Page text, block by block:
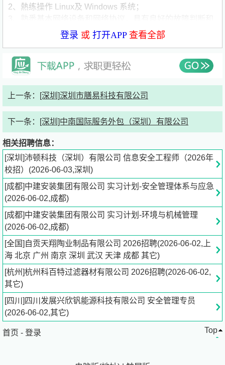
2、熱练操作 Linux及 Windows 系统；
处理能力，熟练使用协议分析工具，如Wireshark；
VPN、WAF、数据库审计及堡垒机等，熟悉信息安全体系
和架构，CISP优先；
档。公司简要介绍：
公司规模:1000-5000人
公司介绍:2004年，沛顿科技（深圳）有限公司（以下简称
沛顿科技）成立于深圳市福田区。注册资本17.48亿元人民
币，总投资额达20亿元人民币。沛顿科技自成立以来一直
专注于高端存储芯片 (DRAM、NAND FLASH) 封装和测试
服务，目前是深圳市高端内存封测领域的龙头企业，具备动
态存储颗粒DDR/LPDDR以及固态硬盘SSD的封装测试量
产能力。封装测试工程团队拥有近20年的丰富经验和技术
储备，现已具备多种类型产品的封装方案和分析能力，并可
根据客户需求，提供多元化的测试方案开发及优化服务。并
且具有国家高新技术企业、***服务型制造示范企业、广东
省工程技术研究中心等资质。
目前，沛顿科技及其子公司员工总数超过1,880人。深圳沛
顿作为在国内的运营总部及华南生产基地，负责全面运营管
理。合肥沛顿存储作为沛顿科技在华东地区的运营基地，将
配合国内主要客户，提供封装测试、模组组装一条龙服务模
式。公司组建先进封装测试技术研发中心进行技术研发规划
及布局。拥有30多年先进封装测试研发经验的日本研发团
登录 或 打开APP查看全部
上一条： [深圳]深圳市膳易科技有限公司
下一条： [深圳]中南国际服务外包（深圳）有限公司
相关招聘信息：
[深圳]沛顿科技（深圳）有限公司 信息安全工程师（2026年
校招）(2026-06-03,深圳)
[成都]中建安装集团有限公司 实习计划-安全管理体系与应急
(2026-06-02,成都)
[成都]中建安装集团有限公司 实习计划-环境与机械管理
(2026-06-02,成都)
[全国]自贡天翔陶业制品有限公司 2026招聘(2026-06-02,上
海 北京 广州 南京 深圳 武汉 天津 成都 其它)
[杭州]杭州科百特过滤器材有限公司 2026招聘(2026-06-02,
其它)
[四川]四川发展兴欣钒能源科技有限公司 安全管理专员
(2026-06-02,其它)
首页 - 登录 Top